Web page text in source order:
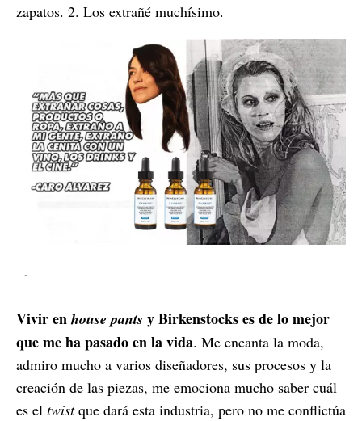
zapatos. 2. Los extrañé muchísimo.
-
Vivir en house pants y Birkenstocks es de lo mejor
que me ha pasado en la vida. Me encanta la moda,
admiro mucho a varios diseñadores, sus procesos y la
creación de las piezas, me emociona mucho saber cuál
es el twistque dará esta industria, pero no me conflictúa